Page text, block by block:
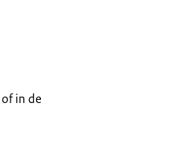
of in de